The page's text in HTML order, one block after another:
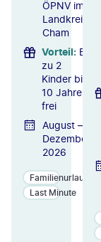
ÖPNV im
Landkreis
Cham
Vorteil: Bis
zu 2
Kinder bis
10 Jahre
frei
August —
Dezember
2026
Familienurlaub
Last Minute